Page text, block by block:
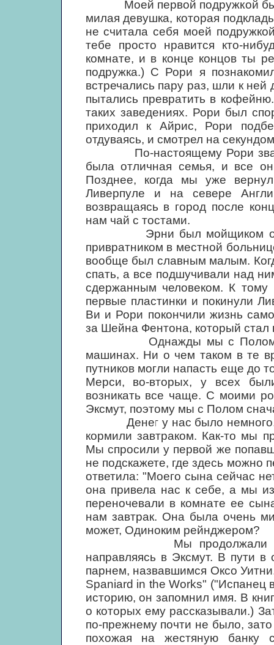
Моей первой подружкой
милая девушка, которая
не считала себя моей
тебе просто нравится кто-
комнате, и в конце концов ты
подружка.) С Рори я
встречались пару раз, шли к
пытались превратить в
таких заведениях. Рори был
приходил к Айрис, Рори
отдуваясь, и смотрел на
По-настоящему Рори звали
была отличная семья, и все
Позднее, когда мы уже
Ливерпуле и на севере
возвращаясь в город после
нам чай с тостами.
Эрни был мойщиком окон,
привратником в местной
вообще был славным малым.
спать, а все подшучивали над
сдержанным человеком. К
первые пластинки и покинули
Ви и Рори покончили жизнь
за Шейна Фентона, который
Однажды мы с Полом
машинах. Ни о чем таком в те
путников могли напасть еще до
Мерси, во-вторых, у всех
возникать все чаще. С моими
Эксмут, поэтому мы с Полом
Денег у нас было немного.
кормили завтраком. Как-то мы
Мы спросили у первой же
не подскажете, где здесь можно
ответила: "Моего сына сейчас
она привела нас к себе, а мы
переночевали в комнате ее
нам завтрак. Она была очень
может, Одиноким рейнджером?
Мы продолжали
направляясь в Эксмут. В пути
парнем, назвавшимся Оксо
Spaniard in the Works" ("Испанец
историю, он запомнил имя. В
о которых ему рассказывали.)
по-прежнему почти не было,
похожая на жестяную банку